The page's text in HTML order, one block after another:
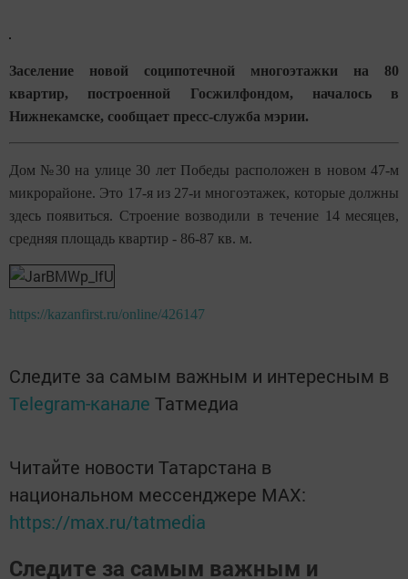
Заселение новой соципотечной многоэтажки на 80
квартир, построенной Госжилфондом, началось в
Нижнекамске, сообщает пресс-служба мэрии.
Дом №30 на улице 30 лет Победы расположен в новом 47-м
микрорайоне. Это 17-я из 27-и многоэтажек, которые должны
здесь появиться. Строение возводили в течение 14 месяцев,
средняя площадь квартир - 86-87 кв. м.
https://kazanfirst.ru/online/426147
Следите за самым важным и интересным в
Telegram-канале Татмедиа
Читайте новости Татарстана в
национальном мессенджере MАХ:
https://max.ru/tatmedia
Следите за самым важным и